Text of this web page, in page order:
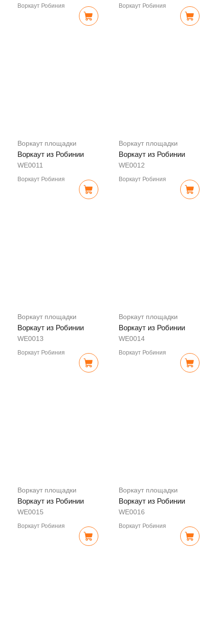
Воркаут Робиния Воркаут Робиния
Воркаут площадки
Воркаут из Робинии
WE0011
Воркаут Робиния
Воркаут площадки
Воркаут из Робинии
WE0012
Воркаут Робиния
Воркаут площадки
Воркаут из Робинии
WE0013
Воркаут Робиния
Воркаут площадки
Воркаут из Робинии
WE0014
Воркаут Робиния
Воркаут площадки
Воркаут из Робинии
WE0015
Воркаут Робиния
Воркаут площадки
Воркаут из Робинии
WE0016
Воркаут Робиния